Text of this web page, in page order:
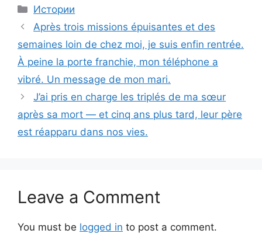
Categories
Истории
Après trois missions épuisantes et des
semaines loin de chez moi, je suis enfin rentrée.
À peine la porte franchie, mon téléphone a
vibré. Un message de mon mari.
J’ai pris en charge les triplés de ma sœur
après sa mort — et cinq ans plus tard, leur père
est réapparu dans nos vies.
Leave a Comment
You must be logged in to post a comment.